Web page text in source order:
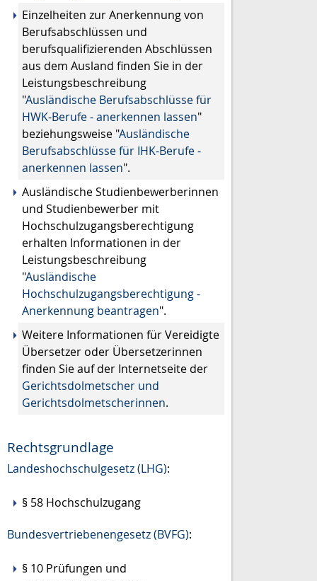
Einzelheiten zur Anerkennung von
Berufsabschlüssen und
berufsqualifizierenden Abschlüssen
aus dem Ausland finden Sie in der
Leistungsbeschreibung
"Ausländische Berufsabschlüsse für
HWK-Berufe - anerkennen lassen"
beziehungsweise "Ausländische
Berufsabschlüsse für IHK-Berufe -
anerkennen lassen".
Ausländische Studienbewerberinnen
und Studienbewerber mit
Hochschulzugangsberechtigung
erhalten Informationen in der
Leistungsbeschreibung
"Ausländische
Hochschulzugangsberechtigung -
Anerkennung beantragen".
Weitere Informationen für Vereidigte
Übersetzer oder Übersetzerinnen
finden Sie auf der Internetseite der
Gerichtsdolmetscher und
Gerichtsdolmetscherinnen.
Rechtsgrundlage
Landeshochschulgesetz (LHG):
§ 58 Hochschulzugang
Bundesvertriebenengesetz (BVFG):
§ 10 Prüfungen und